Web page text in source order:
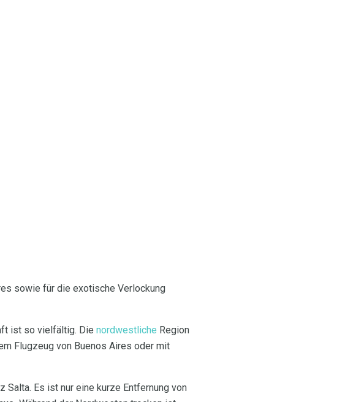
sowie für die exotische Verlockung
ist so vielfältig. Die nordwestliche Region
Flugzeug von Buenos Aires oder mit
Es ist nur eine kurze Entfernung von